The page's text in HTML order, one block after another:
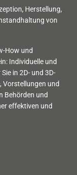
Herstellung,
von
How und
Individuelle und
in 2D- und 3D-
Vorstellungen und
Behörden und
effektiven und